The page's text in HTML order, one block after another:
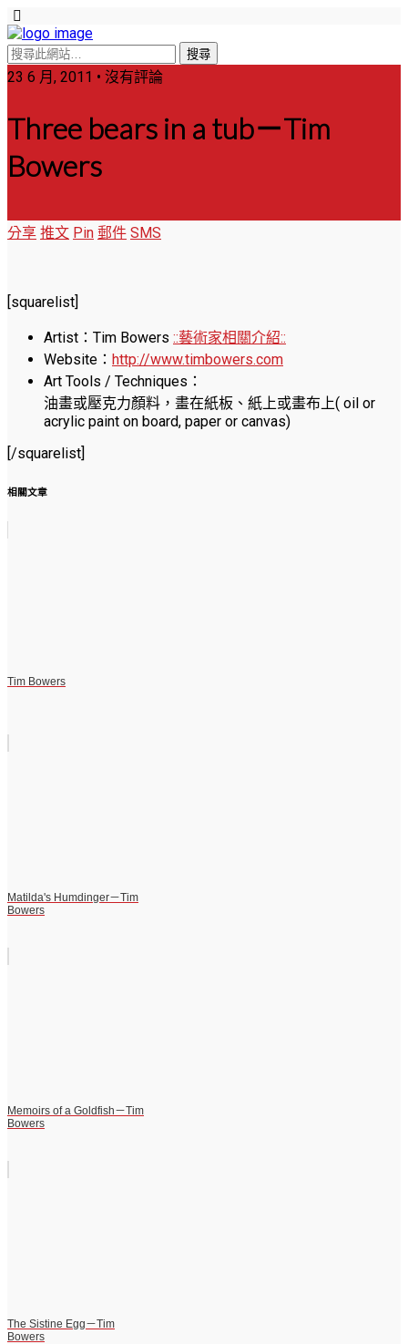
23 6 月, 2011 • 沒有評論
Three bears in a tub－Tim
Bowers
分享 推文 Pin 郵件 SMS
[squarelist]
Artist：Tim Bowers ::藝術家相關介紹::
Website： http://www.timbowers.com
Art Tools / Techniques：
油畫或壓克力顏料，畫在紙板、紙上或畫布上( oil or
acrylic paint on board, paper or canvas)
[/squarelist]
相關文章
Tim Bowers
Matilda's Humdinger－Tim
Bowers
Memoirs of a Goldfish－Tim
Bowers
The Sistine Egg－Tim
Bowers